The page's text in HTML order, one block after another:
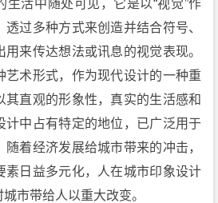
生活中随处可见，它是以“视觉”作
过多种方式来创造并结合符号、
来传达想法或讯息的视觉表现。
艺术形式，作为现代设计的一种重
其直观的形象性，真实的生活感和
计中占有特定的地位，已广泛用于
着经济发展给城市带来的冲击，
素日益多元化，人在城市印象设计
市带给人以重大改变。